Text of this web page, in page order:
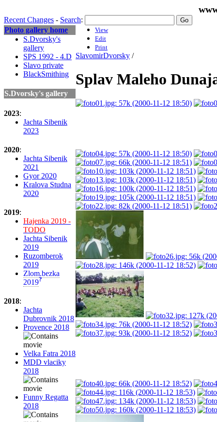
Recent Changes - Search:
Photo gallery home
S.Dvorsky's
gallery
SPS 1992 - 4.D
Slavo private
BlackSmithing
S.Dvorsky's gallery
2023:
Jachta Sibenik
2023
2020:
Jachta Sibenik
2021
Gyor 2020
Kralova Studna
2020
2019:
Hajenka 2019 -
TODO
Jachta Sibenik
2019
Ruzomberok
2019
Zlom.bezka
2019?
2018:
Jachta
Dubrovnik 2018
Provence 2018
Velka Fatra 2018
MDD vlaciky
2018
Funny Regatta
2018
View
Edit
Print
SlavomirDvorsky /
Splav Maleho